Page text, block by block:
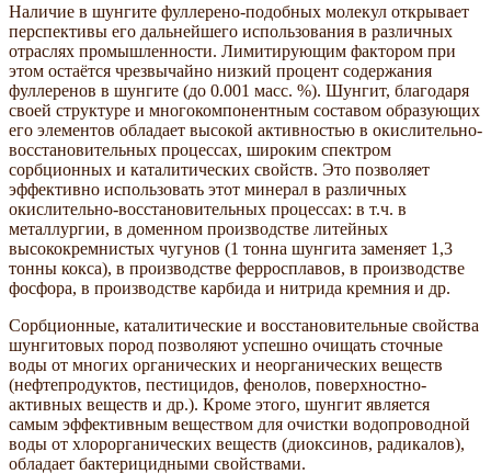
Наличие в шунгите фуллерено-подобных молекул открывает
перспективы его дальнейшего использования в различных
отраслях промышленности. Лимитирующим фактором при
этом остаётся чрезвычайно низкий процент содержания
фуллеренов в шунгите (до 0.001 масс. %). Шунгит, благодаря
своей структуре и многокомпонентным составом образующих
его элементов обладает высокой активностью в окислительно-
восстановительных процессах, широким спектром
сорбционных и каталитических свойств. Это позволяет
эффективно использовать этот минерал в различных
окислительно-восстановительных процессах: в т.ч. в
металлургии, в доменном производстве литейных
высококремнистых чугунов (1 тонна шунгита заменяет 1,3
тонны кокса), в производстве ферросплавов, в производстве
фосфора, в производстве карбида и нитрида кремния и др.
Сорбционные, каталитические и восстановительные свойства
шунгитовых пород позволяют успешно очищать сточные
воды от многих органических и неорганических веществ
(нефтепродуктов, пестицидов, фенолов, поверхностно-
активных веществ и др.). Кроме этого, шунгит является
самым эффективным веществом для очистки водопроводной
воды от хлорорганических веществ (диоксинов, радикалов),
обладает бактерицидными свойствами.